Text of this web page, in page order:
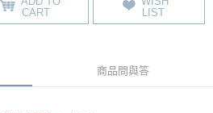
CART
LIST
商品問與答